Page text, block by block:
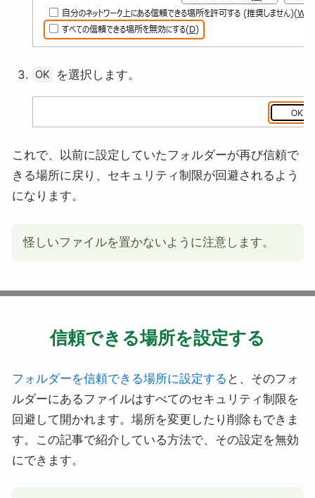
OK を選択します。
これで、以前に設定していたフォルダーが再び信頼で
きる場所に戻り、セキュリティ制限が回避されるよう
になります。
怪しいファイルを置かないように注意します。
信頼できる場所を設定する
フォルダーを信頼できる場所に設定する と、そのフォ
ルダーにあるファイルはすべてのセキュリティ制限を
回避して開かれます。場所を変更したり削除もできま
す。この記事で紹介している方法で、その設定を無効
にできます。